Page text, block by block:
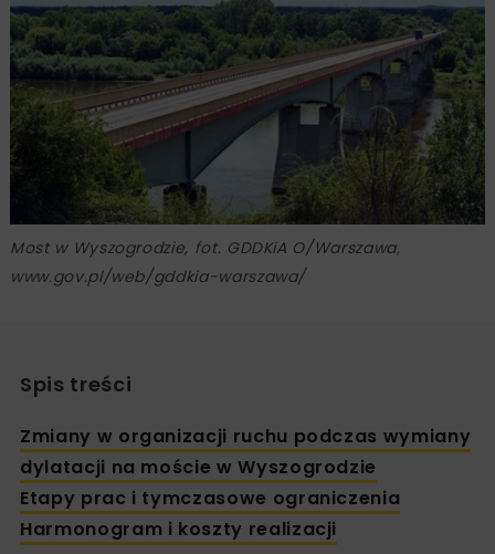
Most w Wyszogrodzie, fot. GDDKiA O/Warszawa,
www.gov.pl/web/gddkia-warszawa/
Spis treści
Zmiany w organizacji ruchu podczas wymiany
dylatacji na moście w Wyszogrodzie
Etapy prac i tymczasowe ograniczenia
Harmonogram i koszty realizacji